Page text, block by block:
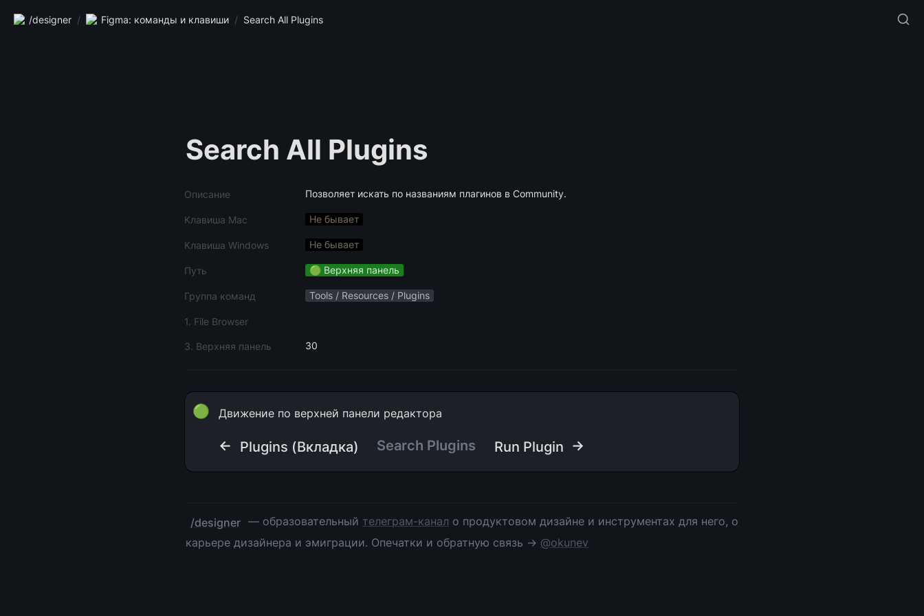
/designer / Figma: команды и клавиши / Search All Plugins
Search All Plugins
Описание Позволяет искать по названиям плагинов в Community.
Клавиша Mac Не бывает
Клавиша Windows Не бывает
Путь 🟢 Верхняя панель
Группа команд Tools / Resources / Plugins
1. File Browser
3. Верхняя панель 30
🟢 Движение по верхней панели редактора
← Plugins (Вкладка) Search Plugins Run Plugin →
/designer — образовательный телеграм-канал о продуктовом дизайне и инструментах для него, о
карьере дизайнера и эмиграции. Опечатки и обратную связь → @okunev